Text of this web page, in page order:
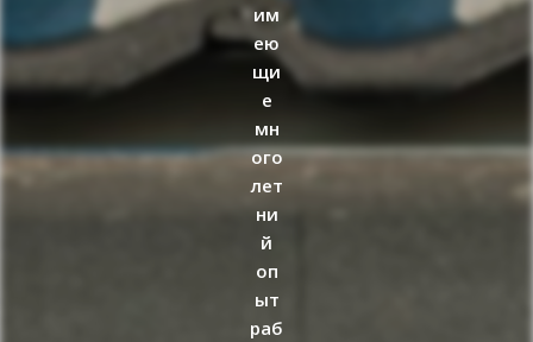
им
ею
щи
е
мн
ого
лет
ни
й
оп
ыт
раб